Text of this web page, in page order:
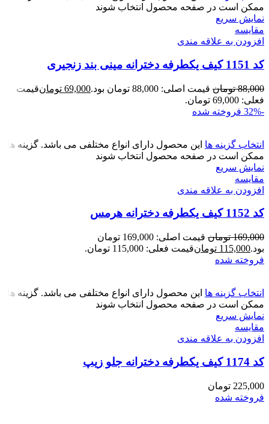
ممکن است در صفحه محصول انتخاب شوند
نمایش سریع
مقايسه
افزودن به علاقه مندی
کد 1151 کیف یکطرفه دخترانه مینی بند زنجیری
88,000 تومان قیمت اصلی: 88,000 تومان بود. 69,000 تومانقیمت
فعلی: 69,000 تومان.
-32%
فروخته شده
انتخاب گزینه ها این محصول دارای انواع مختلفی می باشد. گزینه ها
ممکن است در صفحه محصول انتخاب شوند
نمایش سریع
مقايسه
افزودن به علاقه مندی
کد 1152 کیف یکطرفه دخترانه هرمس
169,000 تومان
قیمت اصلی: 169,000 تومان
بود.115,000 تومانقیمت فعلی: 115,000 تومان.
فروخته شده
انتخاب گزینه ها این محصول دارای انواع مختلفی می باشد. گزینه ها
ممکن است در صفحه محصول انتخاب شوند
نمایش سریع
مقايسه
افزودن به علاقه مندی
کد 1174 کیف یکطرفه دخترانه جلو زیپ
225,000 تومان
فروخته شده